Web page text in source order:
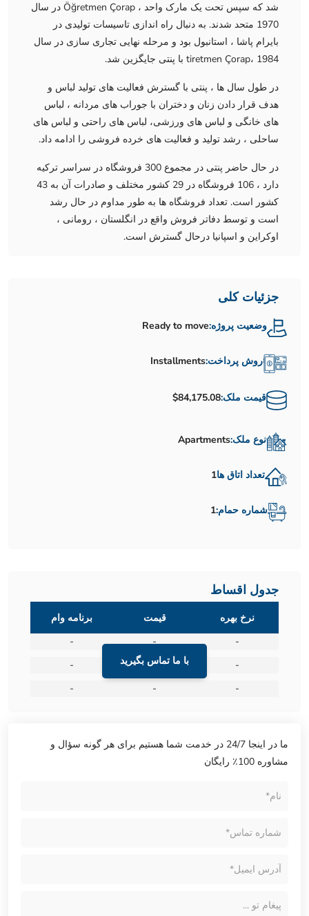
شد که سپس تحت یک مارک واحد ، Öğretmen Çorap در سال
1970 متحد شدند. به دنبال راه اندازی تاسیسات تولیدی در
بایرام پاشا ، استانبول بود و مرحله نهایی تجاری سازی در سال
1984 ،tiretmen Çorap با پنتی جایگزین شد.
در طول سال ها ، پنتی با گسترش فعالیت های تولید لباس و
هدف قرار دادن زنان و دختران با جوراب های مردانه ، لباس
های خانگی و لباس های ورزشی، لباس های راحتی و لباس های
ساحلی ، رشد تولید و فعالیت های خرده فروشی را ادامه داد.
در حال حاضر پنتی در مجموع 300 فروشگاه در سراسر ترکیه
دارد ، 106 فروشگاه در 29 کشور مختلف و صادرات آن به 43
کشور است. تعداد فروشگاه ها به طور مداوم در حال رشد
است و توسط دفاتر فروش واقع در انگلستان ، رومانی ،
اوکراین و اسپانیا درحال گسترش است.
جزئیات کلی
وضعیت پروژه:Ready to move
روش پرداخت:Installments
قیمت ملک:$84,175.08
نوع ملک:Apartments
تعداد اتاق ها1
شماره حمام:1
جدول اقساط
با ما تماس بگیرید
نرخ بهره قیمت
برنامه وام
-
-
-
-
-
-
-
-
-
ما در اینجا 24/7 در خدمت شما هستیم برای هر گونه سؤال و
مشاوره 100٪ رایگان